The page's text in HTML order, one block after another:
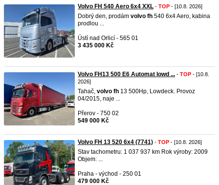
Volvo FH 540 Aero 6x4 XXL - TOP - [10.8. 2026]
Dobrý den, prodám volvo fh 540 6x4 Aero, kabina
prodlou ...
Ústí nad Orlicí - 565 01
3 435 000 Kč
Volvo FH13 500 E6 Automat lowd ... - TOP - [10.8.
2026]
Tahač, volvo fh 13 500Hp, Lowdeck. Provoz
04/2015, naje ...
Přerov - 750 02
549 000 Kč
Volvo FH 13 520 6x4 (7741) - TOP - [10.8. 2026]
Stav tachometru: 1 037 937 km Rok výroby: 2009
Objem: ...
Praha - východ - 250 01
479 000 Kč